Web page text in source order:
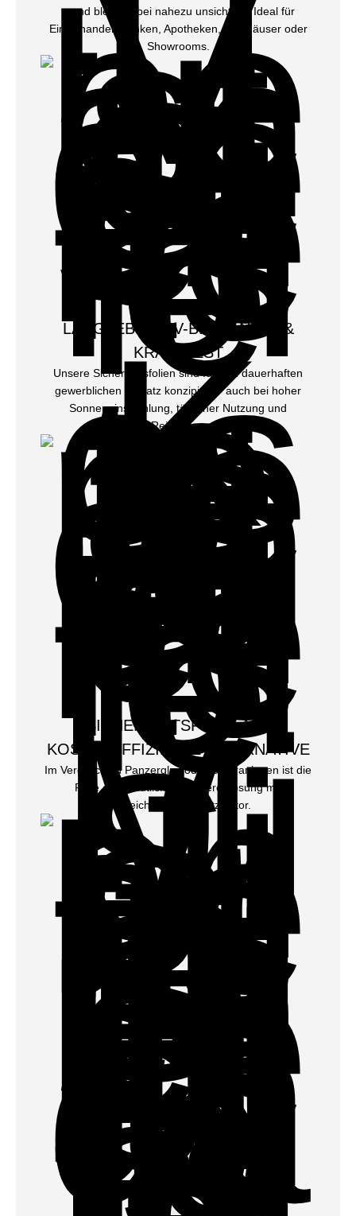
– und bleibt dabei nahezu unsichtbar. Ideal für
Einzelhandel, Banken, Apotheken, Autohäuser oder
Showrooms.
LANGLEBIG, UV-BESTÄNDIG &
KRATZFEST
Unsere Sicherheitsfolien sind für den dauerhaften
gewerblichen Einsatz konzipiert – auch bei hoher
Sonneneinstrahlung, täglicher Nutzung und
Reinigung.
SICHERHEITSFOLIE ALS
KOSTENEFFIZIENTE ALTERNATIVE
Im Vergleich zu Panzerglas oder Gitteranlagen ist die
Folie eine deutlich günstigere Lösung mit
vergleichbarem Schutzfaktor.